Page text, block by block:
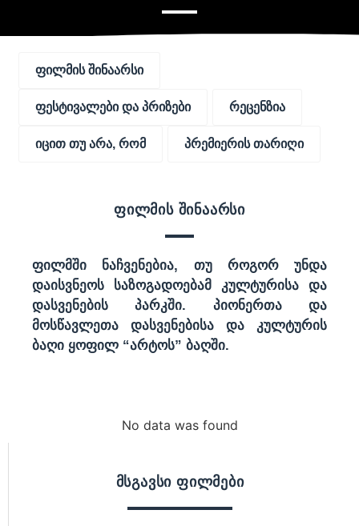
ფილმის შინაარსი
ფესტივალები და პრიზები რეცენზია
იცით თუ არა, რომ პრემიერის თარიღი
ფილმის შინაარსი
ფილმში ნაჩვენებია, თუ როგორ უნდა
დაისვნეოს საზოგადოებამ კულტურისა და
დასვენების პარკში. პიონერთა და
მოსწავლეთა დასვენებისა და კულტურის
ბაღი ყოფილ “არტოს” ბაღში.
No data was found
მსგავსი ფილმები